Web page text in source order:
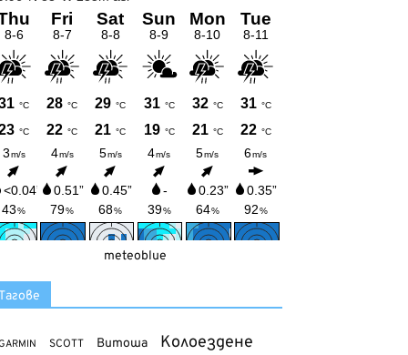
meteoblue
SCOTT Витоша Колоездене